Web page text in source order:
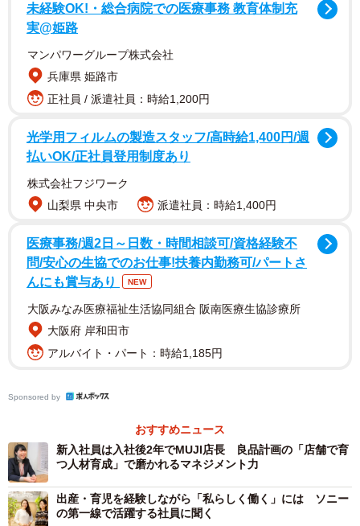
―新卒でオイシックス・ラ・大地に入社されたそうです
学生が自分の手で運営するカフェがあり、私も学生時代に
参加をしていました。そこでの経験から「食」に興味を持
ち、食品業界に就職したいと考えました。その中でもオイ
シックス・ラ・大地（当時はオイシックス株式会社）へ興
味を持つようになったのは、「Oisix」のトライアルセット
を注文したことがあったからです。
食材の美味しさにも感動しましたが、注文してから届くま
での間に、農家の方から手書きの手紙が届くんです。「い
ま、収穫をしているから楽しみにして待っていてくださ
い」といったメッセージが書いてあり、待っている間もす
ごくワクワク出来るサービスなんだな、と印象的でした。
食べても美味しく、注文をしてから待っている間もワクワ
したいと思った最初のきっかけです。
―学生時代からトライアルセットを注文されるくらい
「食」に強い興味があったのですね
実は小さい頃から親が食材の宅配サービスを利用していた
未経験OK!・総合病院での医療事務 教育体制充
実@姫路
マンパワーグループ株式会社
兵庫県 姫路市
正社員 / 派遣社員：時給1,200円
光学用フィルムの製造スタッフ/高時給1,400円/週
払いOK/正社員登用制度あり
株式会社フジワーク
山梨県 中央市
派遣社員：時給1,400円
医療事務/週2日～日数・時間相談可/資格経験不
問/安心の生協でのお仕事!扶養内勤務可/パートさ
んにも賞与あり
NEW
大阪みなみ医療福祉生活協同組合 阪南医療生協診療所
大阪府 岸和田市
アルバイト・パート：時給1,185円
Sponsored by
おすすめニュース
新入社員は入社後2年でMUJI店長 良品計画の「店舗で育
つ人材育成」で磨かれるマネジメント力
出産・育児を経験しながら「私らしく働く」には ソニー
の第一線で活躍する社員に聞く